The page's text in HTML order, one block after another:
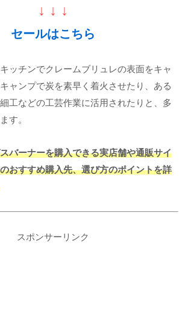
↓ ↓ ↓
セールはこちら
ッチンでクレームブリュレの表面をキャ
ャンプで炭を素早く着火させたり、ある
工などの工芸作業に活用されたりと、多
す。
バーナーを購入できる実店舗や通販サイ
おすすめ購入先、選び方のポイントを詳
スポンサーリンク